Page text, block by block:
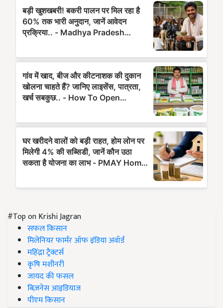
#Top on Krishi Jagran
सफल किसान
मिलेनियर फार्मर ऑफ इंडिया अवॉर्ड
महिंद्रा ट्रैक्टर्स
कृषि मशीनरी
जायद की फसल
बिज़नेस आइडियाज
पीएम किसान